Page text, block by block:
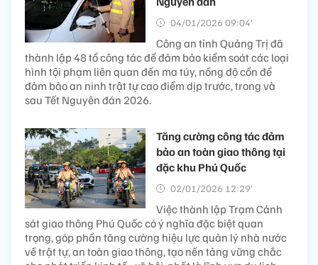
04/01/2026 09:04’
Công an tỉnh Quảng Trị đã
thành lập 48 tổ công tác để đảm bảo kiểm soát các loại
hình tội phạm liên quan đến ma túy, nồng độ cồn để
đảm bảo an ninh trật tự cao điểm dịp trước, trong và
sau Tết Nguyên đán 2026.
Tăng cường công tác đảm
bảo an toàn giao thông tại
đặc khu Phú Quốc
02/01/2026 12:29’
Việc thành lập Trạm Cảnh
sát giao thông Phú Quốc có ý nghĩa đặc biệt quan
trọng, góp phần tăng cường hiệu lực quản lý nhà nước
về trật tự, an toàn giao thông, tạo nền tảng vững chắc